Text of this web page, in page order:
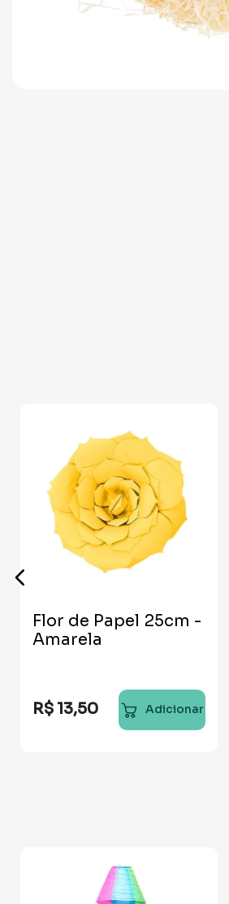
Flor de Papel 25cm -
Amarela
R$ 13,50 Adicionar